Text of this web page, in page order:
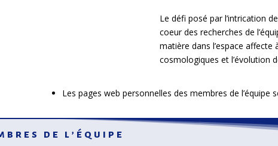
Le défi posé par l’intrication
coeur des recherches de
matière dans l’espace affecte
cosmologiques et l’évolution
Les pages web personnelles des membres de l’équipe
de l’équipe